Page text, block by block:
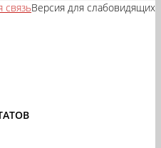
Версия для слабовидящих
связь